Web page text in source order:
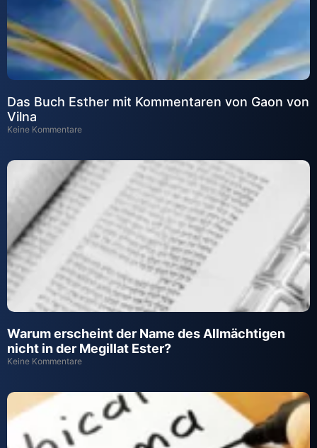
Das Buch Esther mit Kommentaren von Gaon von
Vilna
Keine Kommentare
Warum erscheint der Name des Allmächtigen
nicht in der Megillat Ester?
Keine Kommentare